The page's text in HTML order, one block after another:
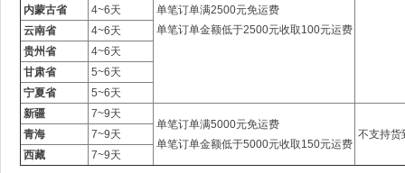
单笔订单满2500元免运费
单笔订单金额低于2500元收取100元运费
内蒙古省
4~6天
云南省
4~6天
贵州省
4~6天
甘肃省
5~6天
宁夏省
5~6天
新疆
7~9天
单笔订单满5000元免运费
单笔订单金额低于5000元收取150元运费
不支持货
青海
7~9天
西藏
7~9天